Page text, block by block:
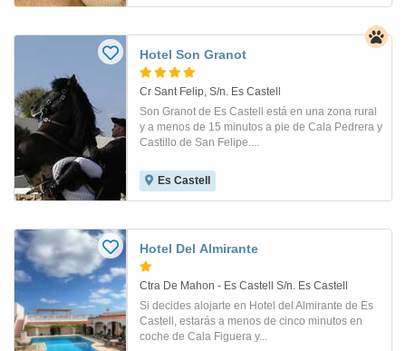
Hotel Son Granot
Cr Sant Felip, S/n. Es Castell
Son Granot de Es Castell está en una zona rural
y a menos de 15 minutos a pie de Cala Pedrera y
Castillo de San Felipe....
Es Castell
Hotel Del Almirante
Ctra De Mahon - Es Castell S/n. Es Castell
Si decides alojarte en Hotel del Almirante de Es
Castell, estarás a menos de cinco minutos en
coche de Cala Figuera y...